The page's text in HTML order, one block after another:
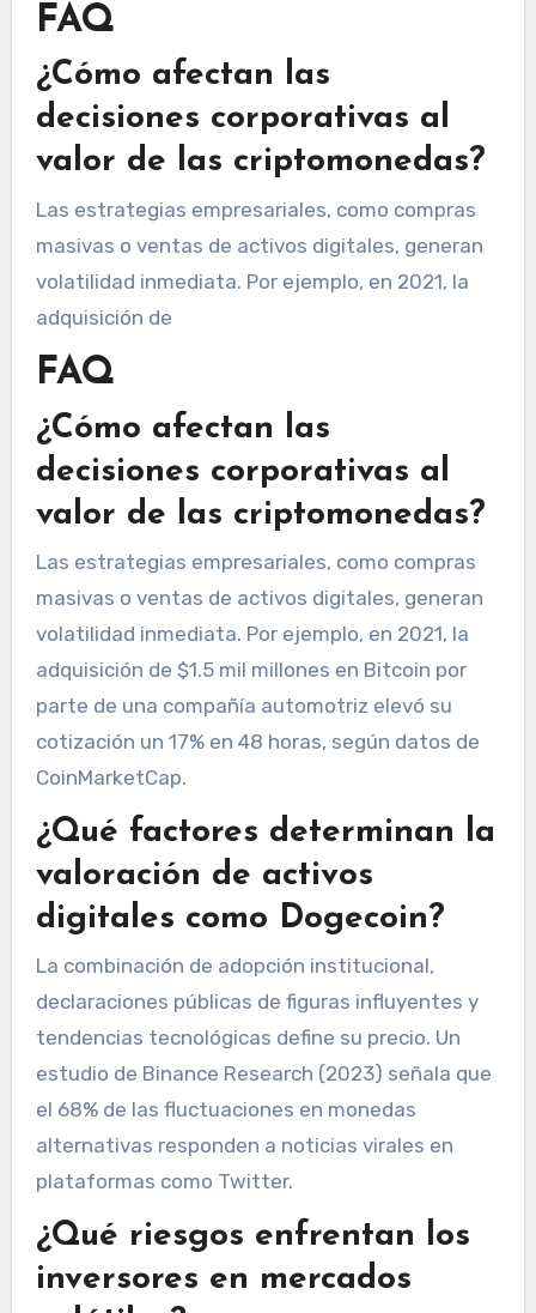
FAQ
¿Cómo afectan las
decisiones corporativas al
valor de las criptomonedas?
Las estrategias empresariales, como compras
masivas o ventas de activos digitales, generan
volatilidad inmediata. Por ejemplo, en 2021, la
adquisición de
FAQ
¿Cómo afectan las
decisiones corporativas al
valor de las criptomonedas?
Las estrategias empresariales, como compras
masivas o ventas de activos digitales, generan
volatilidad inmediata. Por ejemplo, en 2021, la
adquisición de $1.5 mil millones en Bitcoin por
parte de una compañía automotriz elevó su
cotización un 17% en 48 horas, según datos de
CoinMarketCap.
¿Qué factores determinan la
valoración de activos
digitales como Dogecoin?
La combinación de adopción institucional,
declaraciones públicas de figuras influyentes y
tendencias tecnológicas define su precio. Un
estudio de Binance Research (2023) señala que
el 68% de las fluctuaciones en monedas
alternativas responden a noticias virales en
plataformas como Twitter.
¿Qué riesgos enfrentan los
inversores en mercados